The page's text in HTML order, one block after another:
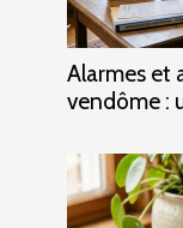
Alarmes et
vendôme :